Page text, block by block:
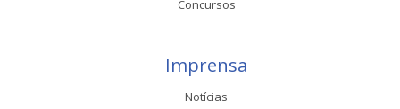
Concursos
Imprensa
Notícias